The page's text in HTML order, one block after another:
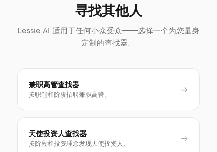
寻找其他人
Lessie AI 适用于任何小众受众——选择一个为您量身
定制的查找器。
兼职高管查找器
按职能和阶段招聘兼职高管。
→
天使投资人查找器
按阶段和投资理念发现天使投资人。
→